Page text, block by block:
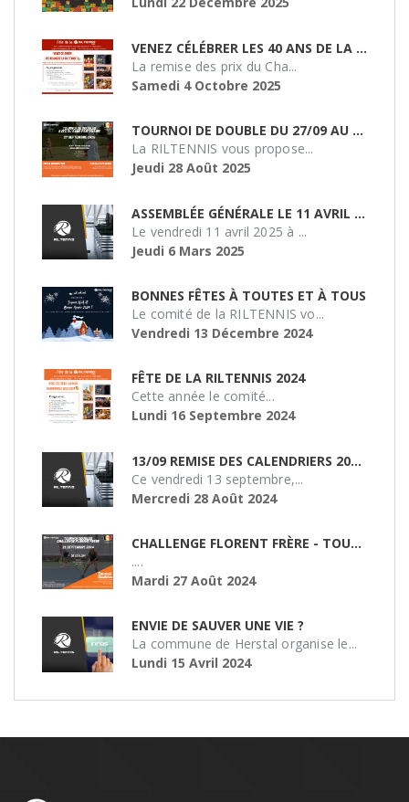
VENEZ CÉLÉBRER LES 40 ANS DE LA RILTENNIS !
La remise des prix du Cha...
Samedi 4 Octobre 2025
TOURNOI DE DOUBLE DU 27/09 AU SMASH 51
La RILTENNIS vous propose...
Jeudi 28 Août 2025
ASSEMBLÉE GÉNÉRALE LE 11 AVRIL 2025 À 19H
Le vendredi 11 avril 2025 à ...
Jeudi 6 Mars 2025
BONNES FÊTES À TOUTES ET À TOUS
Le comité de la RILTENNIS vo...
Vendredi 13 Décembre 2024
FÊTE DE LA RILTENNIS 2024
Cette année le comité...
Lundi 16 Septembre 2024
13/09 REMISE DES CALENDRIERS 2024/2025
Ce vendredi 13 septembre,...
Mercredi 28 Août 2024
CHALLENGE FLORENT FRÈRE - TOURNOI DE DOUBLE
....
Mardi 27 Août 2024
ENVIE DE SAUVER UNE VIE ?
La commune de Herstal organise le...
Lundi 15 Avril 2024